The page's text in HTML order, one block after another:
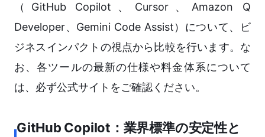
（GitHub Copilot、Cursor、Amazon Q
Developer、Gemini Code Assist）について、ビ
ジネスインパクトの視点から比較を行います。な
お、各ツールの最新の仕様や料金体系について
は、必ず公式サイトをご確認ください。
GitHub Copilot：業界標準の安定性と